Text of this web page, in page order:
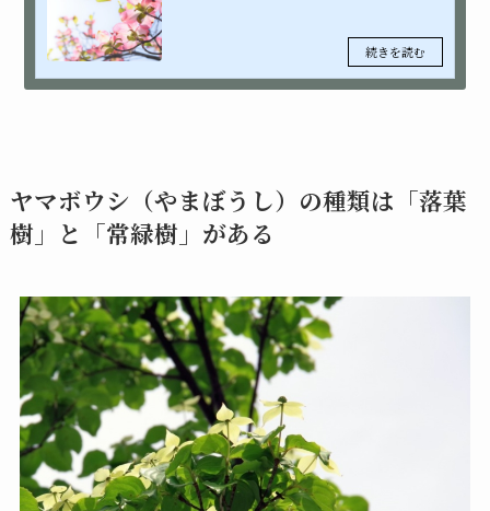
ヤマボウシ（やまぼうし）の種類は「落葉
樹」と「常緑樹」がある